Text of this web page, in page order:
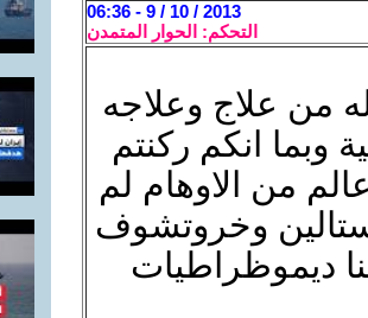
2013 / 10 / 9 - 06:36
التحكم: الحوار المتمدن
من علاج وعلاجه
وبما انكم ركنتم
من الاوهام لم
وخروتشوف
ديموظراطيات